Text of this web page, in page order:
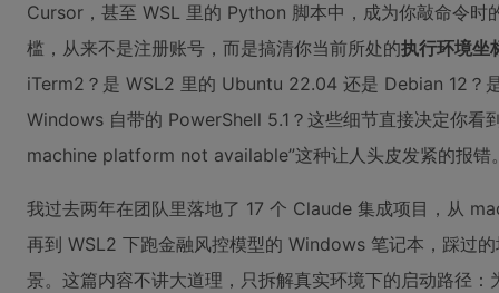
Cursor，甚至 WSL 里的 Python 脚本中，成为你敲命令时
槛，从来不是注册账号，而是搞清你当前所处的执行环境坐
iTerm2？是 WSL2 里的 Ubuntu 22.04 还是 Debian 12？
Windows 自带的 PowerShell 5.1？这些细节直接决定你看
machine platform not available”这种让人头皮发紧的报错
我过去两年在团队里落地了 17 个 Claude 集成项目，从
再到 WSL2 下跑金融风控模型的 Windows 笔记本，踩过
景。这篇内容不讲大道理，只拆解真实环境下的启动路径